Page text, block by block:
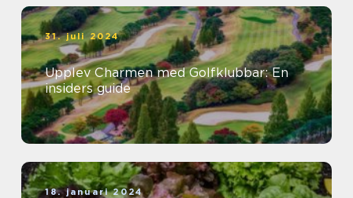
31. juli 2024
Upplev Charmen med Golfklubbar: En
insiders guide
18. januari 2024